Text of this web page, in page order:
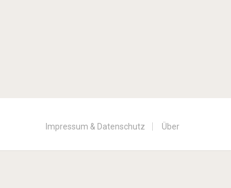
Impressum & Datenschutz Über